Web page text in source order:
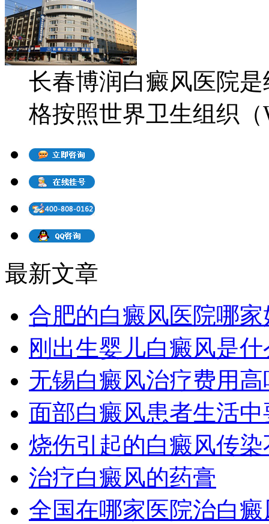
长春博润白癜风医院
格按照世界卫生组织（
最新文章
合肥的白癜风医院哪家
刚出生婴儿白癜风是
无锡白癜风治疗费用高
面部白癜风患者生活
烧伤引起的白癜风传染
治疗白癜风的药膏
全国在哪家医院治白